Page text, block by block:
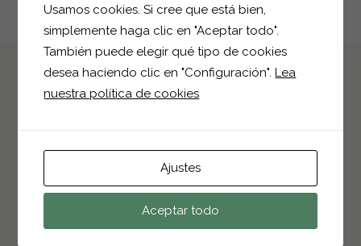
Polígono Industrial I-4, Parcela 25
03330, Crevillent, Alicante
+34 966 68 25 75
info@bioplantparrilla.com
Usamos cookies. Si cree que está bien,
simplemente haga clic en "Aceptar todo".
También puede elegir qué tipo de cookies
desea haciendo clic en "Configuración".Lea
nuestra política de cookies
Ajustes
Aceptar todo